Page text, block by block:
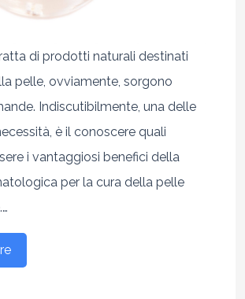
di prodotti naturali destinati
pelle, ovviamente, sorgono
Indiscutibilmente, una delle
è il conoscere quali
i vantaggiosi benefici della
per la cura della pelle